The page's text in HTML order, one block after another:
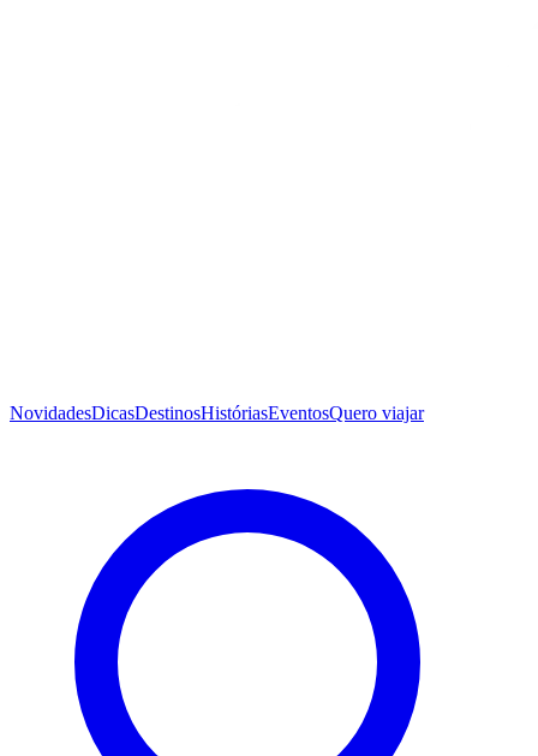
NovidadesDicasDestinosHistóriasEventosQuero viajar